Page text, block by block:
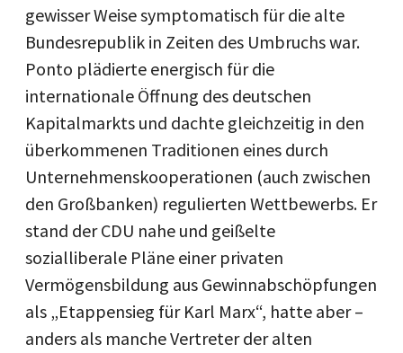
gewisser Weise symptomatisch für die alte
Bundesrepublik in Zeiten des Umbruchs war.
Ponto plädierte energisch für die
internationale Öffnung des deutschen
Kapitalmarkts und dachte gleichzeitig in den
überkommenen Traditionen eines durch
Unternehmenskooperationen (auch zwischen
den Großbanken) regulierten Wettbewerbs. Er
stand der CDU nahe und geißelte
sozialliberale Pläne einer privaten
Vermögensbildung aus Gewinnabschöpfungen
als „Etappensieg für Karl Marx“, hatte aber –
anders als manche Vertreter der alten